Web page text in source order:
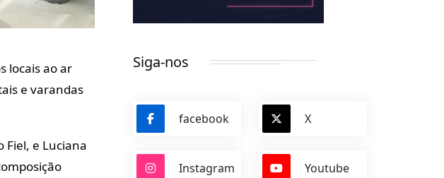
locais ao ar
e varandas
Fiel, e Luciana
Siga-nos
facebook X
Instagram Youtube